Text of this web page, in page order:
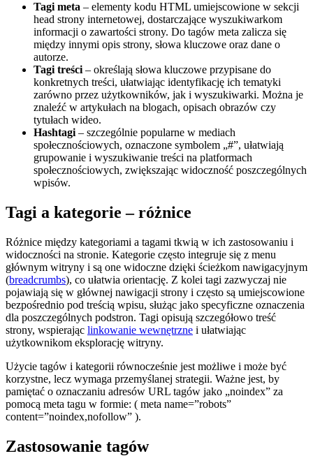
Tagi meta – elementy kodu HTML umiejscowione w sekcji
head strony internetowej, dostarczające wyszukiwarkom
informacji o zawartości strony. Do tagów meta zalicza się
między innymi opis strony, słowa kluczowe oraz dane o
autorze.
Tagi treści – określają słowa kluczowe przypisane do
konkretnych treści, ułatwiając identyfikację ich tematyki
zarówno przez użytkowników, jak i wyszukiwarki. Można je
znaleźć w artykułach na blogach, opisach obrazów czy
tytułach wideo.
Hashtagi – szczególnie popularne w mediach
społecznościowych, oznaczone symbolem „#”, ułatwiają
grupowanie i wyszukiwanie treści na platformach
społecznościowych, zwiększając widoczność poszczególnych
wpisów.
Tagi a kategorie – różnice
Różnice między kategoriami a tagami tkwią w ich zastosowaniu i
widoczności na stronie. Kategorie często integruje się z menu
głównym witryny i są one widoczne dzięki ścieżkom nawigacyjnym
(breadcrumbs), co ułatwia orientację. Z kolei tagi zazwyczaj nie
pojawiają się w głównej nawigacji strony i często są umiejscowione
bezpośrednio pod treścią wpisu, służąc jako specyficzne oznaczenia
dla poszczególnych podstron. Tagi opisują szczegółowo treść
strony, wspierając linkowanie wewnętrzne i ułatwiając
użytkownikom eksplorację witryny.
Użycie tagów i kategorii równocześnie jest możliwe i może być
korzystne, lecz wymaga przemyślanej strategii. Ważne jest, by
pamiętać o oznaczaniu adresów URL tagów jako „noindex” za
pomocą meta tagu w formie: ( meta name=”robots”
content=”noindex,nofollow” ).
Zastosowanie tagów